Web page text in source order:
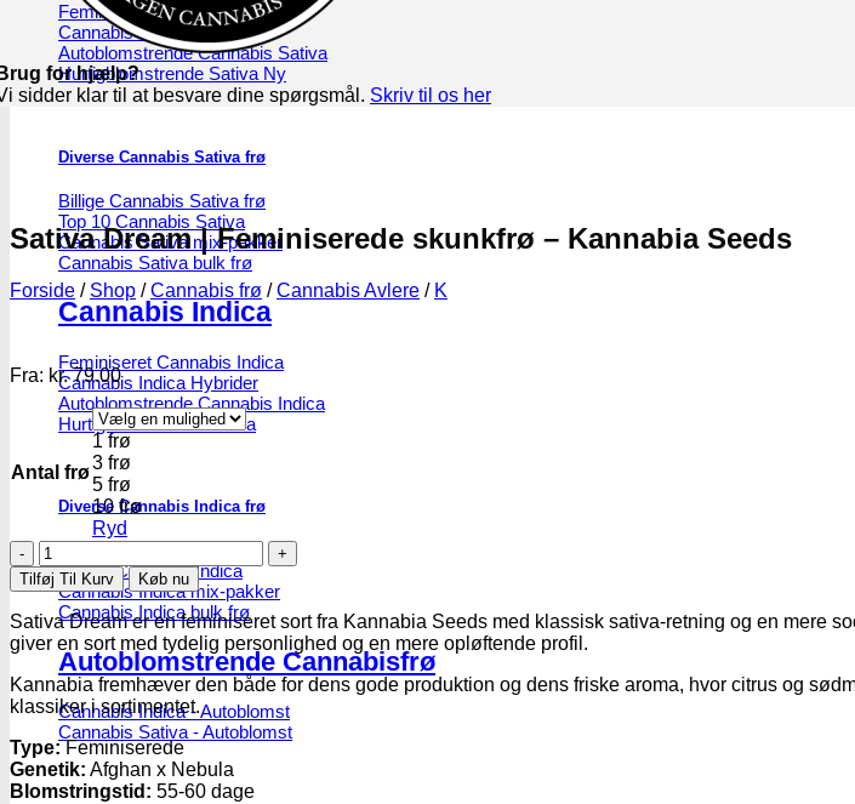
Feminiseret Cannabis Sativa
Cannabis Sativa Hybrider
Autoblomstrende Cannabis Sativa
Hurtigblomstrende Sativa
Diverse Cannabis Sativa frø
Billige Cannabis Sativa frø
Top 10 Cannabis Sativa
Cannabis Sativa mix-pakker
Cannabis Sativa bulk frø
Cannabis Indica
Feminiseret Cannabis Indica
Cannabis Indica Hybrider
Autoblomstrende Cannabis Indica
Hurtigblomstrende Indica
Diverse Cannabis Indica frø
Top 10 Cannabis Indica
Cannabis Indica mix-pakker
Cannabis Indica bulk frø
Autoblomstrende Cannabisfrø
Cannabis Indica - Autoblomst
Cannabis Sativa - Autoblomst
for hjælp?
sidder klar til at besvare dine spørgsmål. Skriv til os her
Sativa Dream | Feminiserede skunkfrø – Kannabia Seeds
Forside / Shop / Cannabis frø / Cannabis Avlere / K
Fra: kr.79.00
Antal frø
1 frø
3 frø
5 frø
10 frø
Ryd
Sativa
Dream
|
Feminiserede
skunkfrø
Kannabia
Seeds
antal
Tilføj Til Kurv Køb nu
Sativa Dream er en feminiseret sort fra Kannabia Seeds med klassisk sativa-retning og en mere
giver en sort med tydelig personlighed og en mere opløftende profil.
Kannabia fremhæver den både for dens gode produktion og dens friske aroma, hvor citrus og
klassiker i sortimentet.
Type:Feminiserede
Genetik: Afghan x Nebula
Blomstringstid: 55-60 dage